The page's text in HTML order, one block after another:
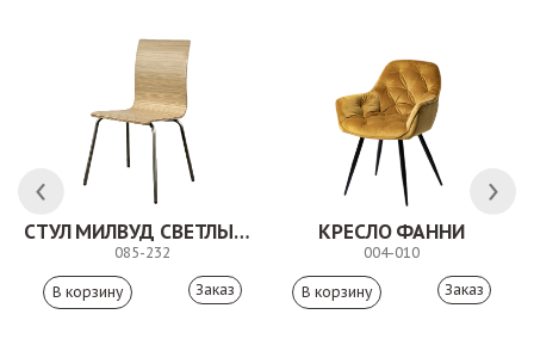
СТУЛ МИЛВУД СВЕТЛЫЙ ШЕЛК
085-232
Заказ
КРЕСЛО ФАННИ
004-010
Заказ